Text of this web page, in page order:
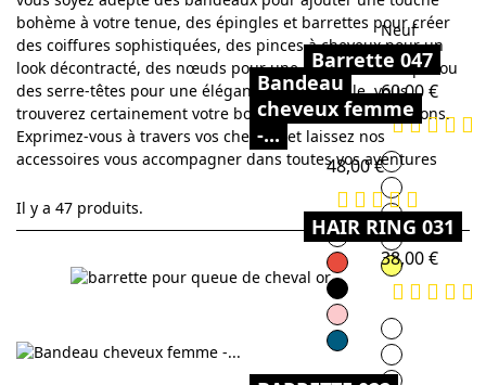
bohème à votre tenue, des épingles et barrettes pour créer
des coiffures sophistiquées, des pinces à cheveux pour un
look décontracté, des nœuds pour une allure romantique ou
des serre-têtes pour une élégance intemporelle, vous
trouverez certainement votre bonheur parmi nos créations.
Exprimez-vous à travers vos cheveux et laissez nos
accessoires vous accompagner dans toutes vos aventures
Il y a 47 produits.
Neuf
Barrette 047
Prix
60,00 €
or
argent
argent noir
or mat
jaune citron
Bandeau
cheveux femme
-...
Prix
48,00 €
Blanc
Rouge
Noir
Rose
blue canard
HAIR RING 031
Prix
38,00 €
or
argent